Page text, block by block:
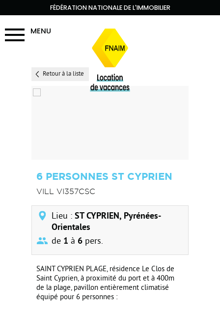
FÉDÉRATION NATIONALE DE L'IMMOBILIER
MENU
Retour à la liste
6 PERSONNES ST CYPRIEN
VILL VI357CSC
Lieu : ST CYPRIEN, Pyrénées-
Orientales
de 1 à 6 pers.
SAINT CYPRIEN PLAGE, résidence Le Clos de
Saint Cyprien, à proximité du port et à 400m
de la plage, pavillon entièrement climatisé
équipé pour 6 personnes :